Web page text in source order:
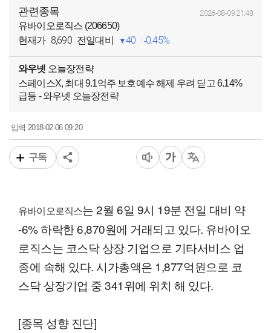
관련종목 2026-08-09 21:48
유바이오로직스 (206650)
현재가 8,690 전일대비 40 0.45%
와우넷 오늘장전략
스페이스X, 최대 9.1억주 보호예수 해제 우려 딛고 6.14%
급등 - 와우넷 오늘장전략
입력2018-02-06 09:20
구독
유바이오로직스는 2월 6일 9시 19분 전일 대비 약
-6% 하락한 6,870원에 거래되고 있다. 유바이오
로직스는 코스닥 상장 기업으로 기타서비스 업
종에 속해 있다. 시가총액은 1,877억원으로 코
스닥 상장기업 중 341위에 위치 해 있다.
[종목 성향 진단]